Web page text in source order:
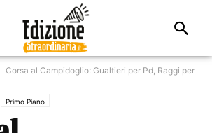
Corsa al Campidoglio: Gualtieri per Pd, Raggi per
Primo Piano